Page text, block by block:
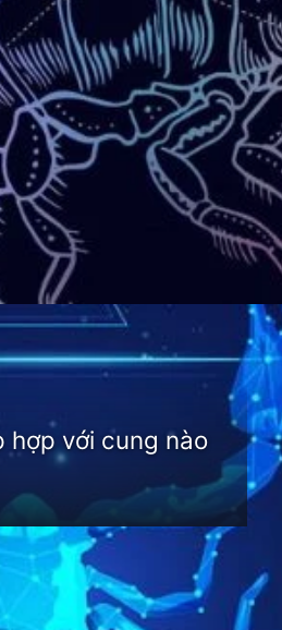
https://thienvanhoc.edu.vn/cung-bo-cap-hop-voi-cung-nao
hợp với cung nào